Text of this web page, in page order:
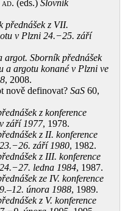
. (eds.) Slovník
přednášek z VII.
v Plzni 24.−25. září
argot. Sborník přednášek
a argotu konané v Plzni ve
, 2008.
nově definovat? SaS 60,
z konference
září 1977, 1978.
z II. konference
září 1980, 1982.
z III. konference
ledna 1984, 1987.
ze IV. konference
února 1988, 1989.
z V. konference